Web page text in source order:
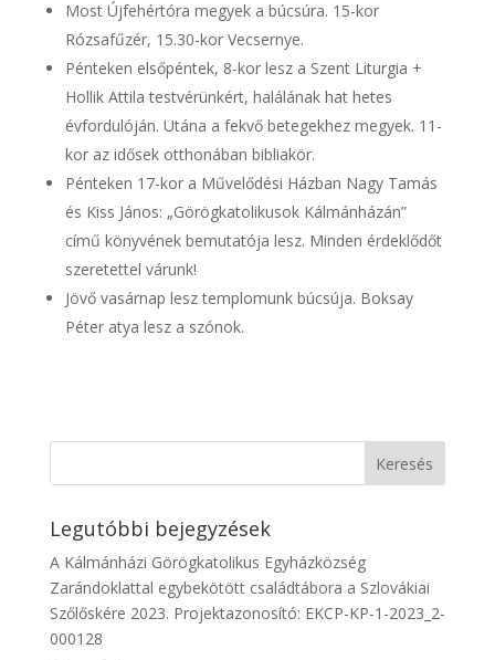
Most Újfehértóra megyek a búcsúra. 15-kor
Rózsafűzér, 15.30-kor Vecsernye.
Pénteken elsőpéntek, 8-kor lesz a Szent Liturgia +
Hollik Attila testvérünkért, halálának hat hetes
évfordulóján. Utána a fekvő betegekhez megyek. 11-
kor az idősek otthonában bibliakör.
Pénteken 17-kor a Művelődési Házban Nagy Tamás
és Kiss János: „Görögkatolikusok Kálmánházán”
című könyvének bemutatója lesz. Minden érdeklődőt
szeretettel várunk!
Jövő vasárnap lesz templomunk búcsúja. Boksay
Péter atya lesz a szónok.
Legutóbbi bejegyzések
A Kálmánházi Görögkatolikus Egyházközség
Zarándoklattal egybekötött családtábora a Szlovákiai
Szőlőskére 2023. Projektazonosító: EKCP-KP-1-2023_2-
000128